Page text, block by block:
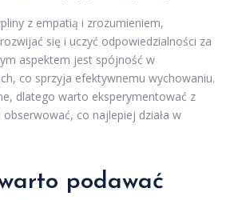
z empatią i zrozumieniem,
się i uczyć odpowiedzialności za
aspektem jest spójność w
co sprzyja efektywnemu wychowaniu.
dlatego warto eksperymentować z
co najlepiej działa w
podawać